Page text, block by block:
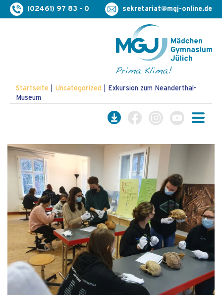
(02461) 97 83 - 0 sekretariat@mgj-online.de
Startseite Uncategorized
Exkursion zum Neanderthal-
Museum